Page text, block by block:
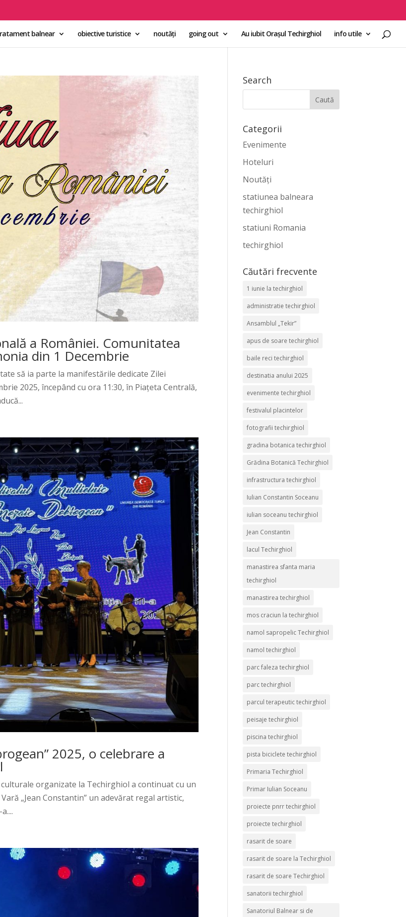
balnear obiective turistice noutăți going out Au iubit Orașul Techirghiol info utile
a României. Comunitatea
din 1 Decembrie
să ia parte la manifestările dedicate Zilei
2025, începând cu ora 11:30, în Piațeta Centrală,
2025, o celebrare a
organizate la Techirghiol a continuat cu un
„Jean Constantin” un adevărat regal artistic,
Search
Categorii
Evenimente
Hoteluri
Noutăți
statiunea balneara
techirghiol
statiuni Romania
techirghiol
Căutări frecvente
1 iunie la techirghiol
administratie techirghiol
Ansamblul „Tekir”
apus de soare techirghiol
baile reci techirghiol
destinatia anului 2025
evenimente techirghiol
festivalul placintelor
fotografii techirghiol
gradina botanica techirghiol
Grădina Botanică Techirghiol
infrastructura techirghiol
Iulian Constantin Soceanu
iulian soceanu techirghiol
Jean Constantin
lacul Techirghiol
manastirea sfanta maria
techirghiol
manastirea techirghiol
mos craciun la techirghiol
namol sapropelic Techirghiol
namol techirghiol
parc faleza techirghiol
parc techirghiol
parcul terapeutic techirghiol
peisaje techirghiol
piscina techirghiol
pista biciclete techirghiol
Primaria Techirghiol
Primar Iulian Soceanu
proiecte pnrr techirghiol
proiecte techirghiol
rasarit de soare
rasarit de soare la Techirghiol
rasarit de soare Techirghiol
sanatorii techirghiol
Sanatoriul Balnear si de